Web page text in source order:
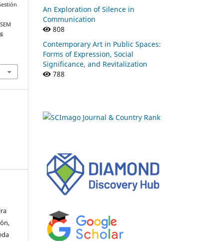
An Exploration of Silence in
Communication
808
Contemporary Art in Public Spaces:
Forms of Expression, Social
Significance, and Revitalization
788